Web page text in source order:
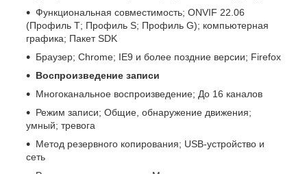
Функциональная совместимость; ONVIF 22.06
(Профиль Т; Профиль S; Профиль G); компьютерная
графика; Пакет SDK
Браузер; Chrome; IE9 и более поздние версии; Firefox
Воспроизведение записи
Многоканальное воспроизведение; До 16 каналов
Режим записи; Общие, обнаружение движения;
умный; тревога
Метод резервного копирования; USB-устройство и
сеть